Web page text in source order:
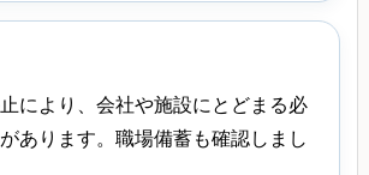
により、会社や施設にとどまる必
あります。職場備蓄も確認しまし